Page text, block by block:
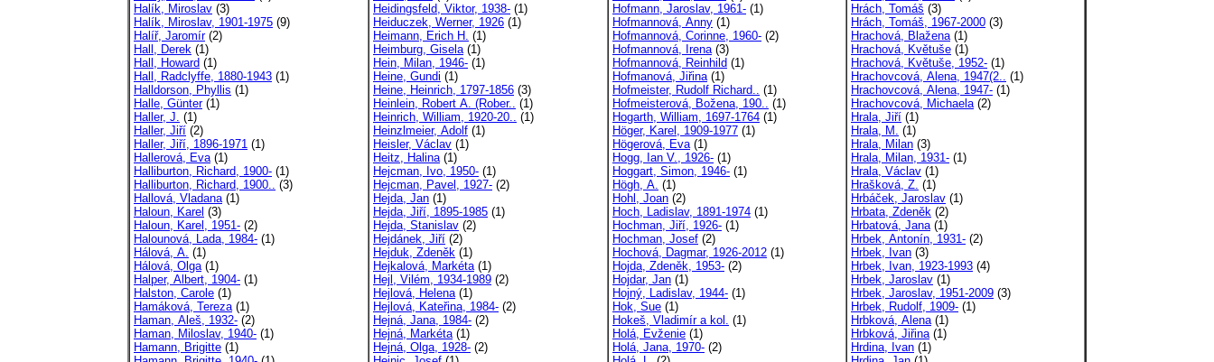
Halík, Miroslav (3)
Halík, Miroslav, 1901-1975 (9)
Halíř, Jaromír(2)
Hall, Derek (1)
Hall, Howard (1)
Hall, Radclyffe, 1880-1943 (1)
Halldorson, Phyllis (1)
Halle, Günter(1)
Haller, J. (1)
Haller, Jiří (2)
Haller, Jiří, 1896-1971 (1)
Hallerová, Eva(1)
Halliburton, Richard, 1900- (1)
Halliburton, Richard, 1900.. (3)
Hallová, Vladana(1)
Haloun, Karel (3)
Haloun, Karel, 1951- (2)
Halounová, Lada, 1984- (1)
Hálová, A. (1)
Hálová, Olga(1)
Halper, Albert, 1904- (1)
Halston, Carole (1)
Hamáková, Tereza(1)
Haman, Aleš, 1932- (2)
Haman, Miloslav, 1940- (1)
Hamann, Brigitte (1)
Heidingsfeld, Viktor, 1938- (1)
Heiduczek, Werner, 1926 (1)
Heimann, Erich H. (1)
Heimburg, Gisela(1)
Hein, Milan, 1946- (1)
Heine, Gundi (1)
Heine, Heinrich, 1797-1856 (3)
Heinlein, Robert A. (Rober.. (1)
Heinrich, William, 1920-20.. (1)
Heinzlmeier, Adolf (1)
Heisler, Václav (1)
Heitz, Halina(1)
Hejcman, Ivo, 1950- (1)
Hejcman, Pavel, 1927- (2)
Hejda, Jan (1)
Hejda, Jiří, 1895-1985 (1)
Hejda, Stanislav (2)
Hejdánek, Jiří (2)
Hejduk, Zdeněk (1)
Hejkalová, Markéta(1)
Hejl, Vilém, 1934-1989 (2)
Hejlová, Helena(1)
Hejlová, Kateřina, 1984- (2)
Hejná, Jana, 1984- (2)
Hejná, Markéta(1)
Hejná, Olga, 1928- (2)
Hofmann, Jaroslav, 1961- (1)
Hofmannová, Anny (1)
Hofmannová, Corinne, 1960- (2)
Hofmannová, Irena(3)
Hofmannová, Reinhild (1)
Hofmanová, Jiřina(1)
Hofmeister, Rudolf Richard.. (1)
Hofmeisterová, Božena, 190.. (1)
Hogarth, William, 1697-1764 (1)
Höger, Karel, 1909-1977 (1)
Högerová, Eva(1)
Hogg, Ian V., 1926- (1)
Hoggart, Simon, 1946- (1)
Högh, A. (1)
Hohl, Joan (2)
Hoch, Ladislav, 1891-1974 (1)
Hochman, Jiří, 1926- (1)
Hochman, Josef (2)
Hochová, Dagmar, 1926-2012 (1)
Hojda, Zdeněk, 1953- (2)
Hojdar, Jan (1)
Hojný, Ladislav, 1944- (1)
Hok, Sue (1)
Hokeš, Vladimír a kol. (1)
Holá, Evženie (1)
Holá, Jana, 1970- (2)
Hrách, Tomáš (3)
Hrách, Tomáš, 1967-2000 (3)
Hrachová, Blažena(1)
Hrachová, Květuše (1)
Hrachová, Květuše, 1952- (1)
Hrachovcová, Alena, 1947(2.. (1)
Hrachovcová, Alena, 1947- (1)
Hrachovcová, Michaela(2)
Hrala, Jiří (1)
Hrala, M. (1)
Hrala, Milan (3)
Hrala, Milan, 1931- (1)
Hrala, Václav (1)
Hrašková, Z. (1)
Hrbáček, Jaroslav (1)
Hrbata, Zdeněk (2)
Hrbatová, Jana(1)
Hrbek, Antonín, 1931- (2)
Hrbek, Ivan (3)
Hrbek, Ivan, 1923-1993 (4)
Hrbek, Jaroslav (1)
Hrbek, Jaroslav, 1951-2009 (3)
Hrbek, Rudolf, 1909- (1)
Hrbková, Alena(1)
Hrbková, Jiřina(1)
Hrdina, Ivan (1)